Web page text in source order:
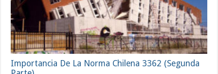
Importancia De La Norma Chilena 3362 (Segunda